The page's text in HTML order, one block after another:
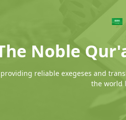
Noble
reliable exegeses and
the world